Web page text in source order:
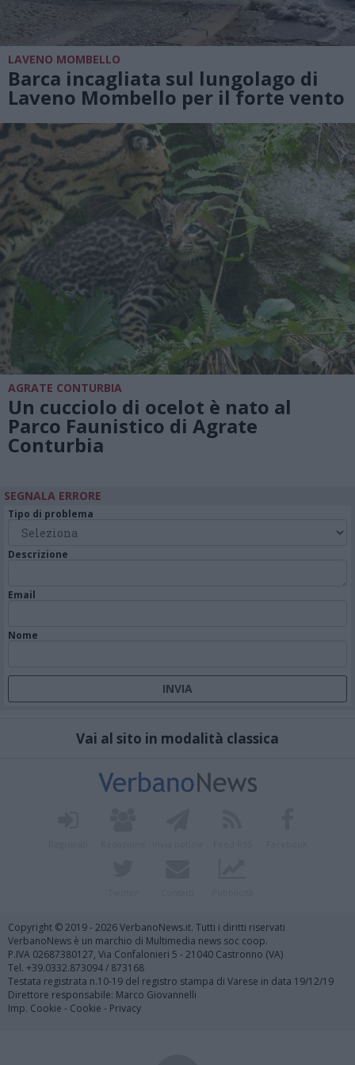
LAVENO MOMBELLO
Barca incagliata sul lungolago di
Laveno Mombello per il forte vento
AGRATE CONTURBIA
Un cucciolo di ocelot è nato al
Parco Faunistico di Agrate
Conturbia
SEGNALA ERRORE
Tipo di problema
Descrizione
Email
Nome
Vai al sito in modalità classica
Copyright © 2019 - 2026 VerbanoNews.it. Tutti i diritti riservati
VerbanoNews è un marchio di Multimedia news soc coop.
P.IVA 02687380127, Via Confalonieri 5 - 21040 Castronno (VA)
Tel. +39.0332.873094 / 873168
Testata registrata n.10-19 del registro stampa di Varese in data 19/12/19
Direttore responsabile: Marco Giovannelli
Imp. Cookie - Cookie - Privacy